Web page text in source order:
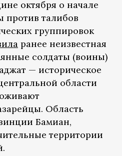
октября о начале
против талибов
группировок
ранее неизвестная
солдаты (воины)
— историческое
области
Область
Бамиан,
территории